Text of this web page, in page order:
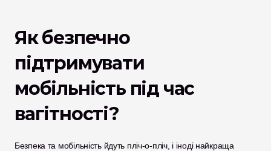
Як безпечно
підтримувати
мобільність під час
вагітності?
Безпека та мобільність йдуть пліч-о-пліч, і іноді найкраща